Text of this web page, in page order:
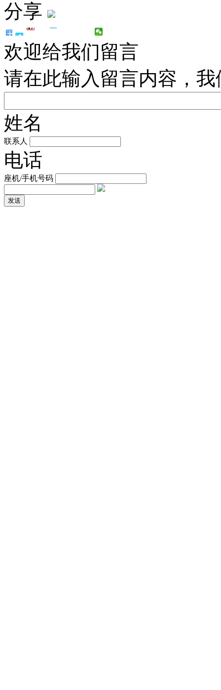
分享
欢迎给我们留言
请在此输入留言内容，
姓名
联系人
电话
座机/手机号码